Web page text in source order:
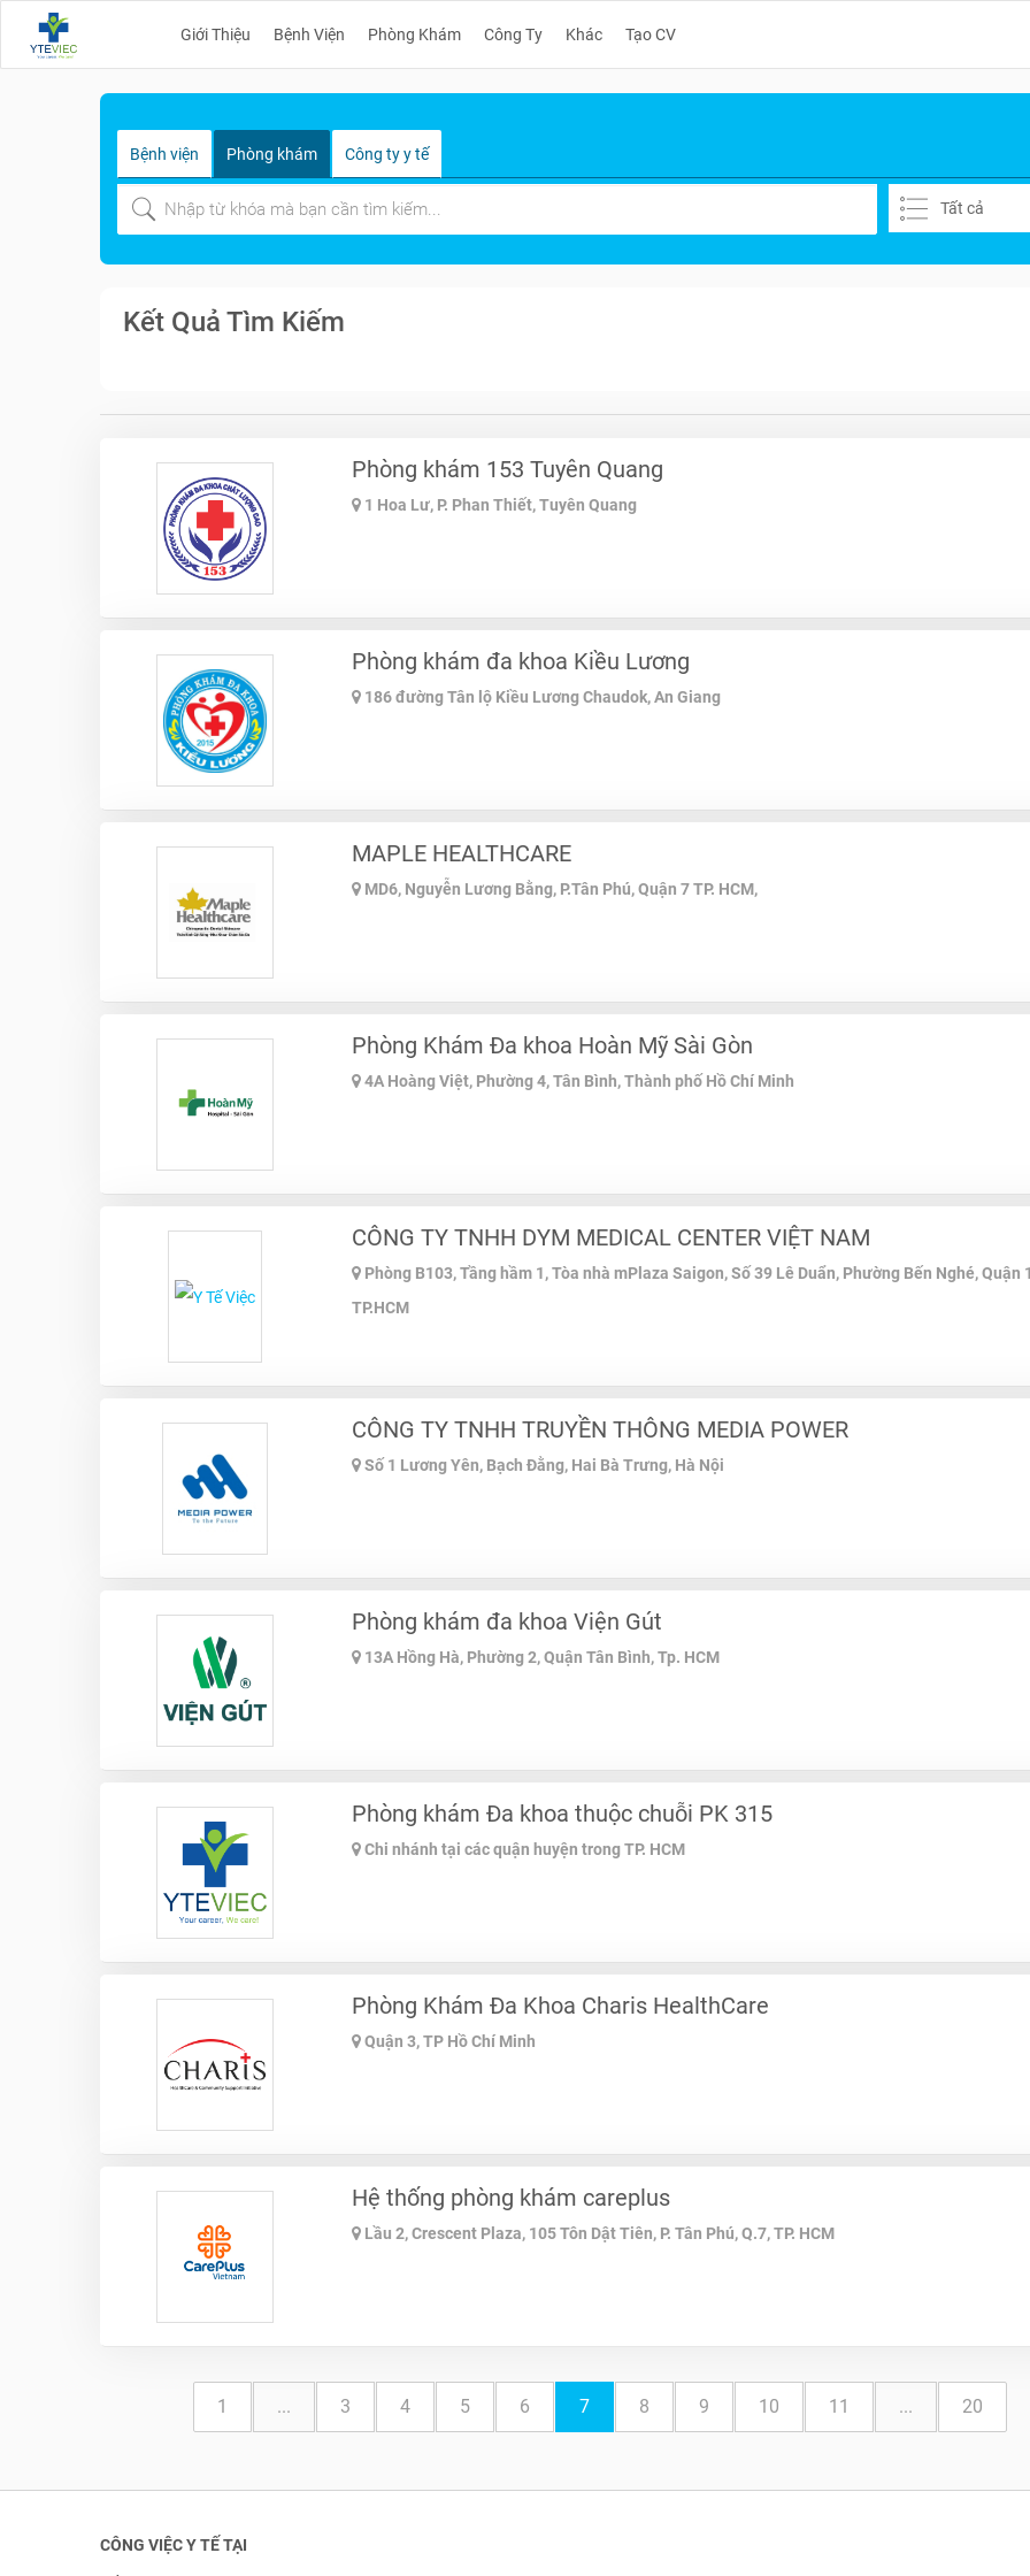
Giới Thiệu Bệnh Viện Phòng Khám Công Ty Khác Tạo CV
Bệnh viện Phòng khám Công ty y tế
Tất cả
Kết Quả Tìm Kiếm
Phòng khám 153 Tuyên Quang
1 Hoa Lư, P. Phan Thiết, Tuyên Quang
Phòng khám đa khoa Kiều Lương
186 đường Tân lộ Kiều Lương Chaudok, An Giang
MAPLE HEALTHCARE
MD6, Nguyễn Lương Bằng, P.Tân Phú, Quận 7 TP. HCM,
Phòng Khám Đa khoa Hoàn Mỹ Sài Gòn
4A Hoàng Việt, Phường 4, Tân Bình, Thành phố Hồ Chí Minh
CÔNG TY TNHH DYM MEDICAL CENTER VIỆT NAM
Phòng B103, Tầng hầm 1, Tòa nhà mPlaza Saigon, Số 39 Lê Duẩn, Phường Bến Nghé, Quận
TP.HCM
CÔNG TY TNHH TRUYỀN THÔNG MEDIA POWER
Số 1 Lương Yên, Bạch Đằng, Hai Bà Trưng, Hà Nội
Phòng khám đa khoa Viện Gút
13A Hồng Hà, Phường 2, Quận Tân Bình, Tp. HCM
Phòng khám Đa khoa thuộc chuỗi PK 315
Chi nhánh tại các quận huyện trong TP. HCM
Phòng Khám Đa Khoa Charis HealthCare
Quận 3, TP Hồ Chí Minh
Hệ thống phòng khám careplus
Lầu 2, Crescent Plaza, 105 Tôn Dật Tiên, P. Tân Phú, Q.7, TP. HCM
1 ... 3 4 5 6 7 8 9 10 11 ... 20
CÔNG VIỆC Y TẾ TẠI